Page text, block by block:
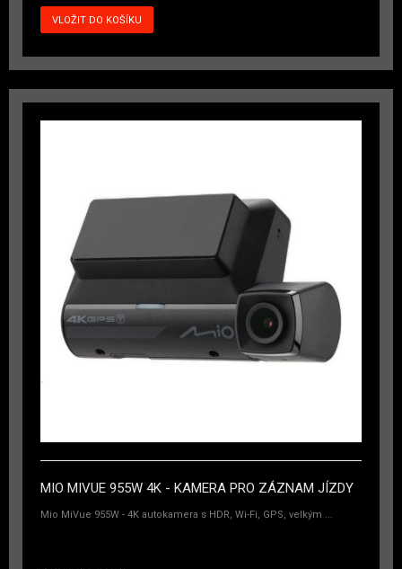
MIO MIVUE 955W 4K - KAMERA PRO ZÁZNAM JÍZDY
Mio MiVue 955W - 4K autokamera s HDR, Wi-Fi, GPS, velkým ...